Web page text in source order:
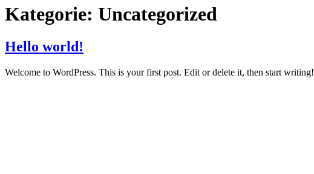
Kategorie: Uncategorized
Hello world!
Welcome to WordPress. This is your first post. Edit or delete it, then start writing!